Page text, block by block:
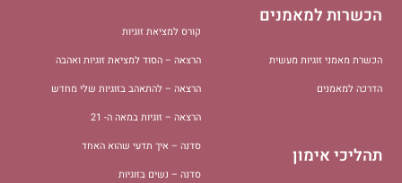
הכשרות למאמנים
הכשרת מאמני זוגיות מעשית
הדרכה למאמנים
תהליכי אימון
קורס למציאת זוגיות
הרצאה – הסוד למציאת זוגיות ואהבה
הרצאה – להתאהב בזוגיות שלי מחדש
הרצאה – זוגיות במאה ה- 21
סדנה – איך תדעי שהוא האחד
סדנה – נשים בזוגיות